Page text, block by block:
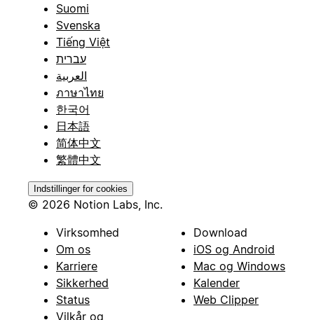
Suomi
Svenska
Tiếng Việt
עברית
العربية
ภาษาไทย
한국어
日本語
简体中文
繁體中文
Indstillinger for cookies
© 2026 Notion Labs, Inc.
Virksomhed
Om os
Karriere
Sikkerhed
Status
Vilkår og
Download
iOS og Android
Mac og Windows
Kalender
Web Clipper